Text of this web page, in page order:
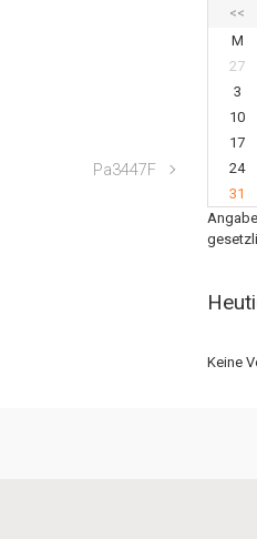
Pa3447F
<<
M
27
3
10
17
24
31
Keine